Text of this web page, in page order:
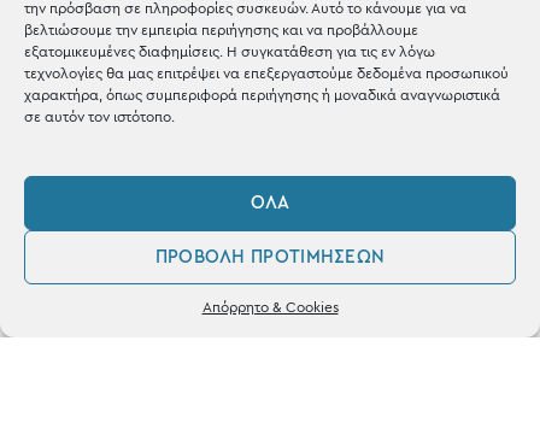
την πρόσβαση σε πληροφορίες συσκευών. Αυτό το κάνουμε για να
βελτιώσουμε την εμπειρία περιήγησης και να προβάλλουμε
εξατομικευμένες διαφημίσεις. Η συγκατάθεση για τις εν λόγω
τεχνολογίες θα μας επιτρέψει να επεξεργαστούμε δεδομένα προσωπικού
χαρακτήρα, όπως συμπεριφορά περιήγησης ή μοναδικά αναγνωριστικά
σε αυτόν τον ιστότοπο.
ΌΛΑ
ΠΡΟΒΟΛΉ ΠΡΟΤΙΜΉΣΕΩΝ
Απόρρητο & Cookies
Shop the look
ΚΑΤΑΣΤΗΜΑ
Σταθά 17, 38221 Βόλος
Δευ / Τετ / Σαβ: 09:00 - 15:00
0